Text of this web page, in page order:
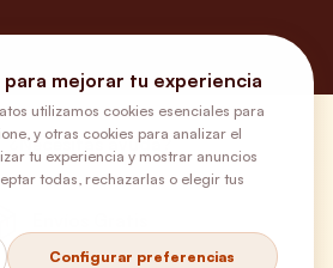
¿Necesitas ayuda?
para mejorar tu experiencia
utilizamos cookies esenciales para
y otras cookies para analizar el
tu experiencia y mostrar anuncios
todas, rechazarlas o elegir tus
Configurar preferencias